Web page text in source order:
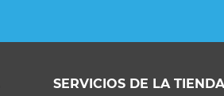
SERVICIOS DE LA TIENDA